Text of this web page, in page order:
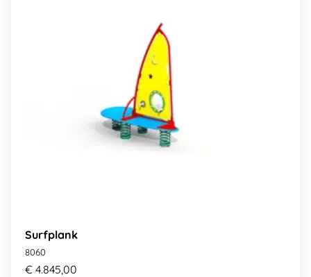
Surfplank
8060
€ 4.845,00